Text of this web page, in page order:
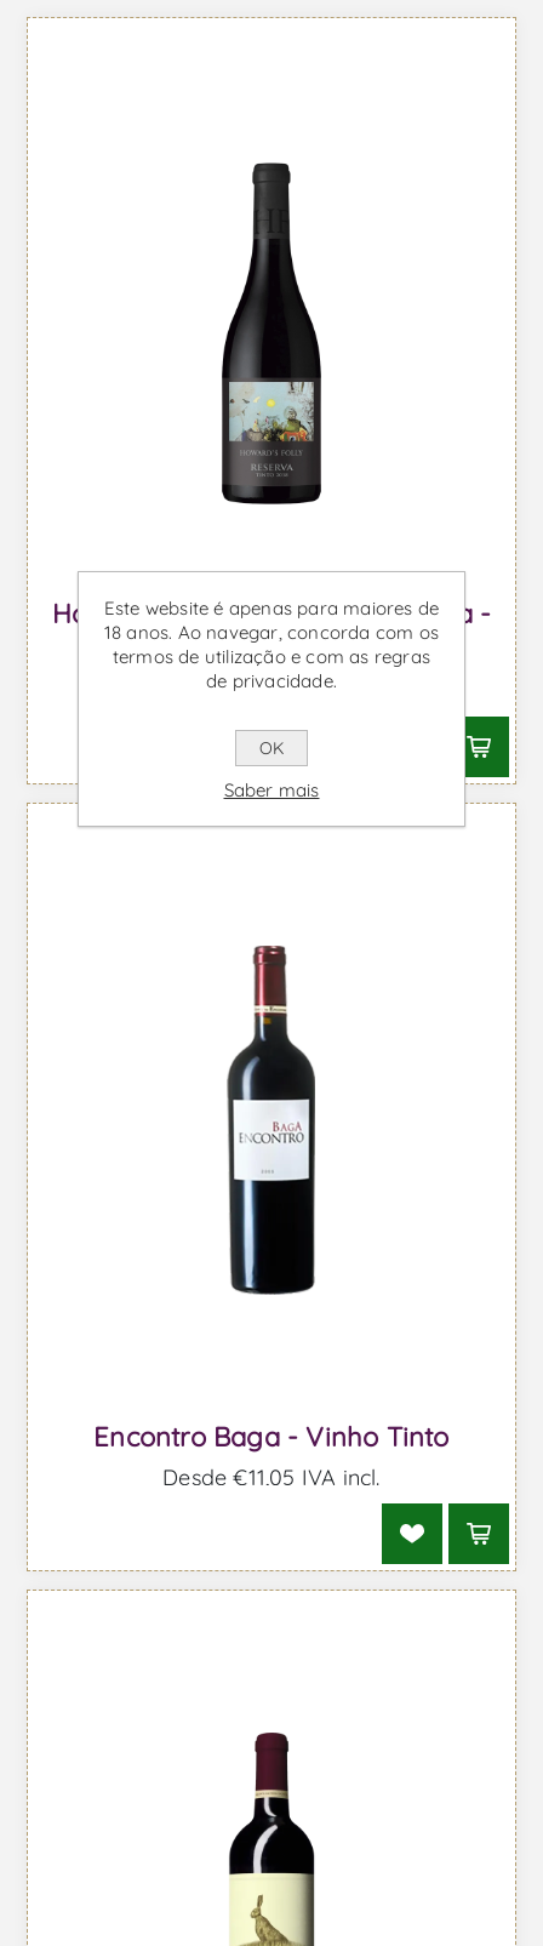
Howard's Folly Sonhador Reserva -
Vinho Tinto
Desde €33,63 IVA incl.
Encontro Baga - Vinho Tinto
Desde €11,05 IVA incl.
Este website é apenas para maiores de
18 anos. Ao navegar, concorda com os
termos de utilização e com as regras
de privacidade.
OK
Saber mais